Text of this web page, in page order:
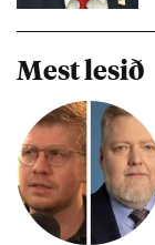
Mest lesið